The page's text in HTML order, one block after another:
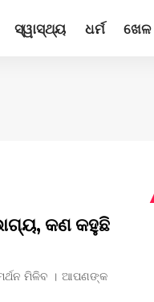
ସ୍ୱାସ୍ଥ୍ୟ ଧର୍ମ ଖେଳ
କଣ କହୁଛି
ମିଳିବ । ଆପଣଙ୍କ